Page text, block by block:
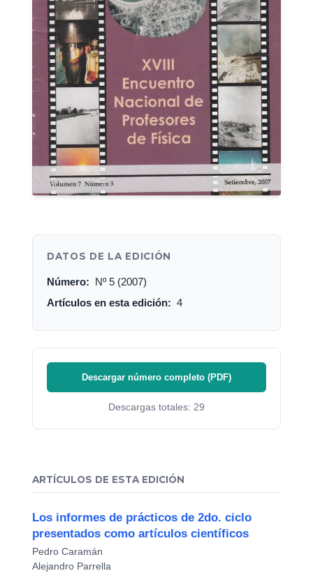
DATOS DE LA EDICIÓN
Número: Nº 5 (2007)
Artículos en esta edición: 4
Descargar número completo (PDF)
Descargas totales: 29
ARTÍCULOS DE ESTA EDICIÓN
Los informes de prácticos de 2do. ciclo
presentados como artículos científicos
Pedro Caramán
Alejandro Parrella